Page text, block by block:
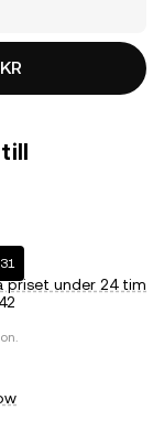
priset under 24 tim